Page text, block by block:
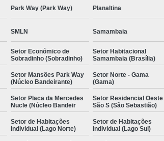
Park Way (Park Way) Planaltina
SMLN Samambaia
Setor Econômico de
Sobradinho (Sobradinho)
Setor Habitacional
Samambaia (Brasília)
Setor Mansões Park Way
(Núcleo Bandeirante)
Setor Norte - Gama
(Gama)
Setor Placa da Mercedes
Nucle (Núcleo Bandeir
Setor Residencial Oeste
São S (São Sebastião)
Setor de Habitações
Individuai (Lago Norte)
Setor de Habitações
Individuai (Lago Sul)